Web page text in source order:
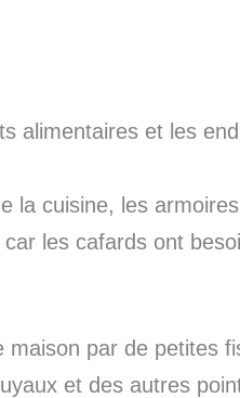
alimentaires et les
la cuisine, les
les cafards ont
par de petites
et des autres